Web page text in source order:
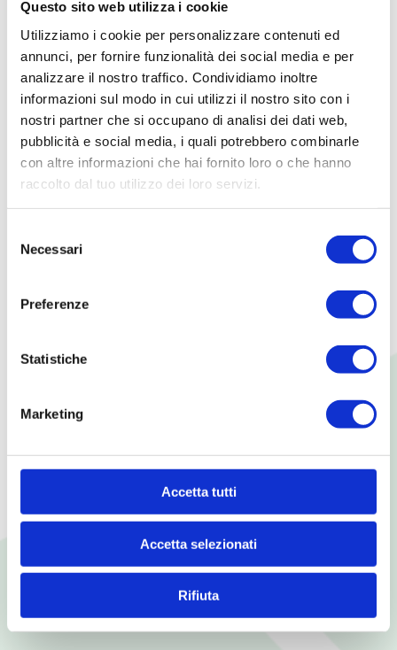
Questo sito web utilizza i cookie
Utilizziamo i cookie per personalizzare contenuti ed
annunci, per fornire funzionalità dei social media e per
analizzare il nostro traffico. Condividiamo inoltre
informazioni sul modo in cui utilizzi il nostro sito con i
nostri partner che si occupano di analisi dei dati web,
pubblicità e social media, i quali potrebbero combinarle
con altre informazioni che hai fornito loro o che hanno
raccolto dal tuo utilizzo dei loro servizi.
delNecessari
Preferenze
Statistiche
Marketing
Accetta tutti
Accetta selezionati
Rifiuta
COLLABORAZIONI
Collaborazioni
ECOMMERCE
Condizioni generali
COSA FACCIAMO
Agricoltura biologica
La vendita all'ingrosso